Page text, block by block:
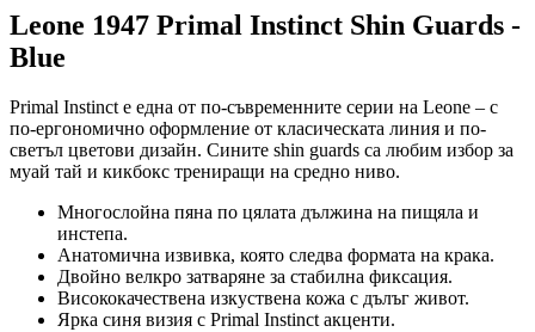
Leone 1947 Primal Instinct Shin Guards -
Blue
Primal Instinct е една от по-съвременните серии на Leone – с
по-ергономично оформление от класическата линия и по-
светъл цветови дизайн. Сините shin guards са любим избор за
муай тай и кикбокс трениращи на средно ниво.
Многослойна пяна по цялата дължина на пищяла и
инстепа.
Анатомична извивка, която следва формата на крака.
Двойно велкро затваряне за стабилна фиксация.
Висококачествена изкуствена кожа с дълъг живот.
Ярка синя визия с Primal Instinct акценти.